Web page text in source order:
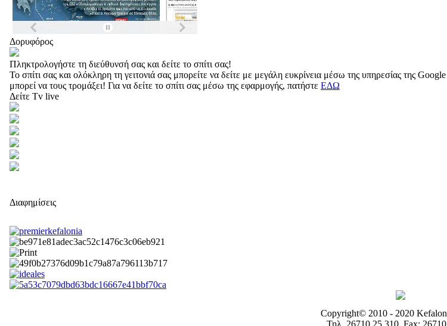
Δορυφόρος
Πληκτρολογήστε τη διεύθυνσή σας και δείτε το σπίτι σας!
Το σπίτι σας και ολόκληρη τη γειτονιά σας μπορείτε να δείτε με μεγάλη ευκρίνεια μέσω της υπηρεσίας της
μπορεί να τους τρομάξει! Για να δείτε το σπίτι σας μέσω της εφαρμογής, πατήστε ΕΔΩ
Δείτε Tv live
Διαφημίσεις
Copyright© 2010 - 2020
Τηλ. 26710 25.310, Fax: